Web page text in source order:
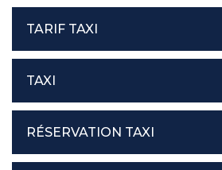
TARIF TAXI
TAXI
RÉSERVATION TAXI